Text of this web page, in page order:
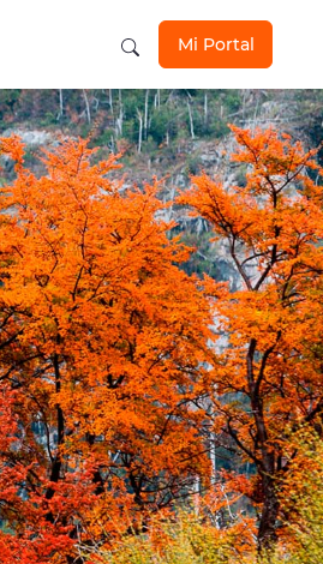
Mi Portal
los seguros aquí